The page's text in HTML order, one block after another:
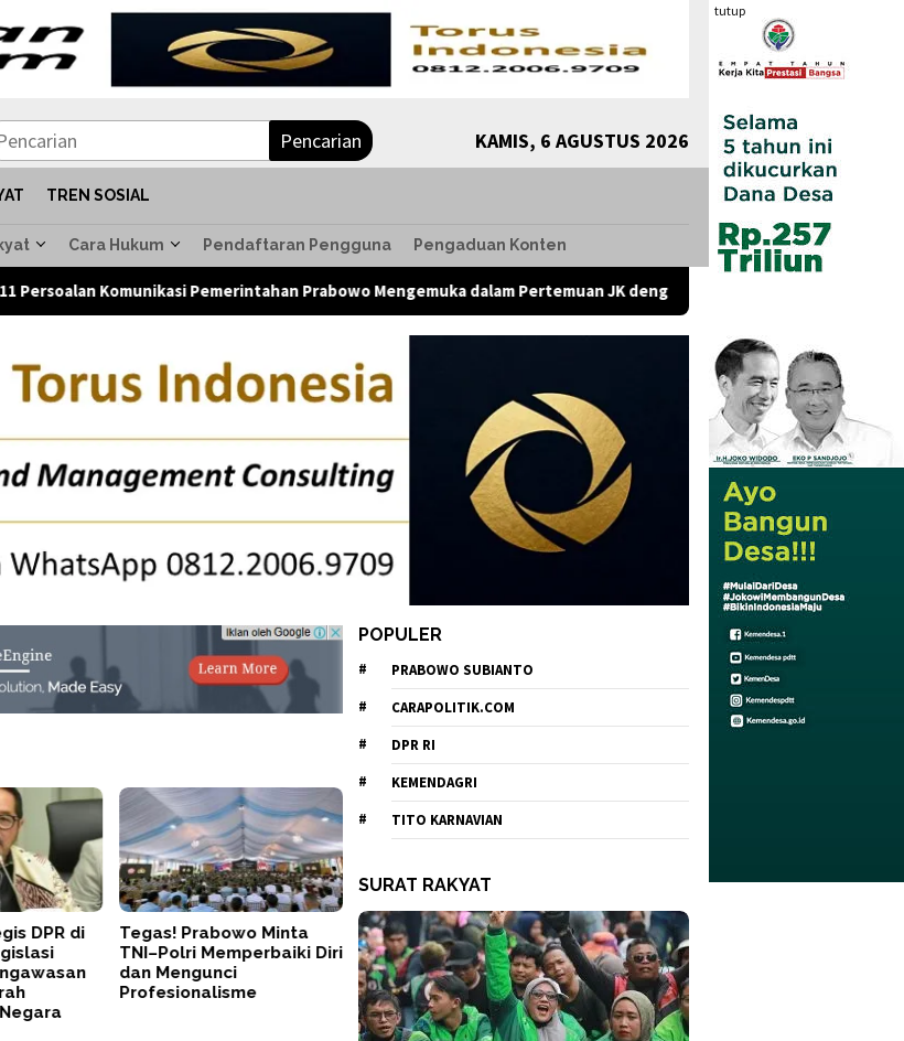
tutup
Pencarian KAMIS, 6 AGUSTUS 2026
TREN SOSIAL
Cara Hukum Pendaftaran Pengguna Pengaduan Konten
Komunikasi Pemerintahan Prabowo Mengemuka dalam Pertemuan JK dengan Komunitas Komunikolog, Presiden
DPR di
Tegas! Prabowo Minta
TNI–Polri Memperbaiki Diri
dan Mengunci
Profesionalisme
POPULER
PRABOWO SUBIANTO
CARAPOLITIK.COM
DPR RI
KEMENDAGRI
TITO KARNAVIAN
SURAT RAKYAT